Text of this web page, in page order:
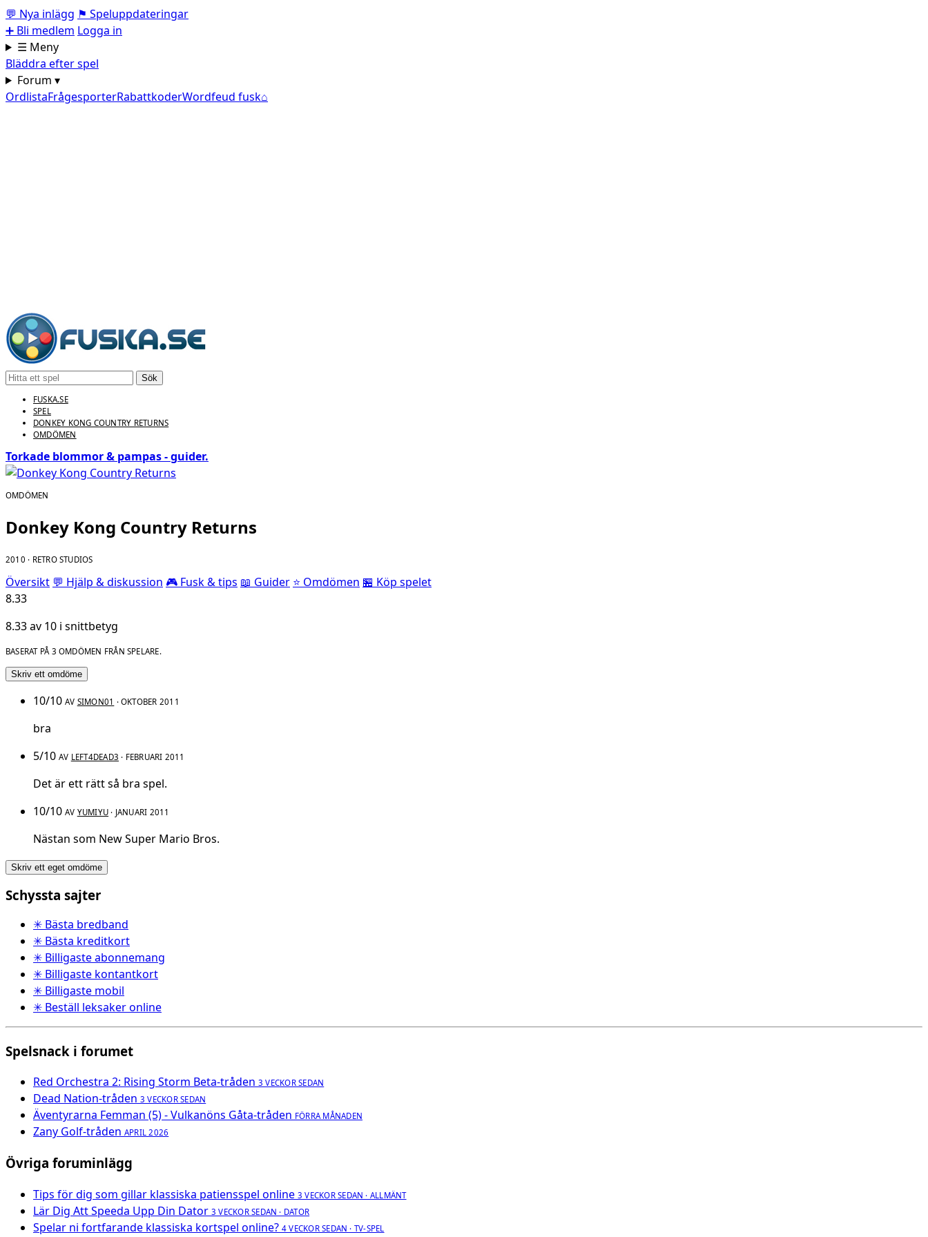
💬 Nya inlägg ⚑ Speluppdateringar
➕ Bli medlem Logga in
☰ Meny
Bläddra efter spel
Forum ▾
OrdlistaFrågesporterRabattkoderWordfeud fusk⌂
Sök
FUSKA.SE
SPEL
DONKEY KONG COUNTRY RETURNS
OMDÖMEN
Torkade blommor & pampas - guider.
OMDÖMEN
Donkey Kong Country Returns
2010 · RETRO STUDIOS
Översikt 💬 Hjälp & diskussion 🎮 Fusk & tips 📖 Guider ⭐ Omdömen 🏪 Köp spelet
8.33
8.33 av 10 i snittbetyg
BASERAT PÅ 3 OMDÖMEN FRÅN SPELARE.
Skriv ett omdöme
10/10 AV SIMON01 · OKTOBER 2011
bra
5/10 AV LEFT4DEAD3 · FEBRUARI 2011
Det är ett rätt så bra spel.
10/10 AV YUMIYU · JANUARI 2011
Nästan som New Super Mario Bros.
Skriv ett eget omdöme
Schyssta sajter
✳ Bästa bredband
✳ Bästa kreditkort
✳ Billigaste abonnemang
✳ Billigaste kontantkort
✳ Billigaste mobil
✳ Beställ leksaker online
Spelsnack i forumet
Red Orchestra 2: Rising Storm Beta-tråden 3 VECKOR SEDAN
Dead Nation-tråden 3 VECKOR SEDAN
Äventyrarna Femman (5) - Vulkanöns Gåta-tråden FÖRRA MÅNADEN
Zany Golf-tråden APRIL 2026
Övriga foruminlägg
Tips för dig som gillar klassiska patiensspel online 3 VECKOR SEDAN · ALLMÄNT
Lär Dig Att Speeda Upp Din Dator 3 VECKOR SEDAN · DATOR
Spelar ni fortfarande klassiska kortspel online? 4 VECKOR SEDAN · TV-SPEL